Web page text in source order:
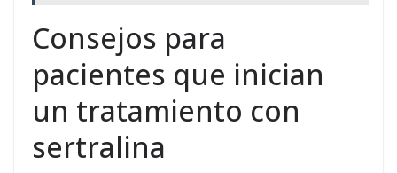
Consejos para
pacientes que inician
un tratamiento con
sertralina